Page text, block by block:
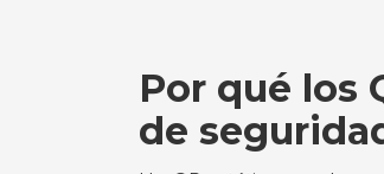
Por qué los
de